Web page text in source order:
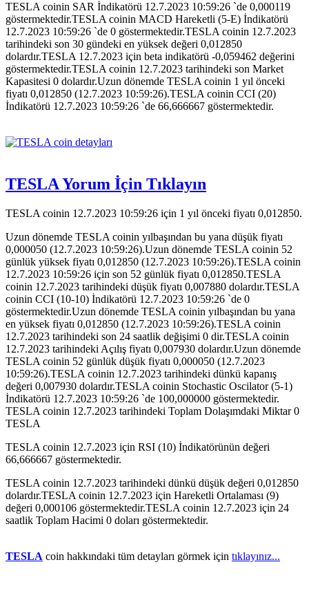
TESLA coinin SAR İndikatörü 12.7.2023 10:59:26 `de 0,000119
göstermektedir.TESLA coinin MACD Hareketli (5-E) İndikatörü
12.7.2023 10:59:26 `de 0 göstermektedir.TESLA coinin 12.7.2023
tarihindeki son 30 gündeki en yüksek değeri 0,012850
dolardır.TESLA 12.7.2023 için beta indikatörü -0,059462 değerini
göstermektedir.TESLA coinin 12.7.2023 tarihindeki son Market
Kapasitesi 0 dolardır.Uzun dönemde TESLA coinin 1 yıl önceki
fiyatı 0,012850 (12.7.2023 10:59:26).TESLA coinin CCI (20)
İndikatörü 12.7.2023 10:59:26 `de 66,666667 göstermektedir.
TESLA Yorum İçin Tıklayın
TESLA coinin 12.7.2023 10:59:26 için 1 yıl önceki fiyatı 0,012850.
Uzun dönemde TESLA coinin yılbaşından bu yana düşük fiyatı
0,000050 (12.7.2023 10:59:26).Uzun dönemde TESLA coinin 52
günlük yüksek fiyatı 0,012850 (12.7.2023 10:59:26).TESLA coinin
12.7.2023 10:59:26 için son 52 günlük fiyatı 0,012850.TESLA
coinin 12.7.2023 tarihindeki düşük fiyatı 0,007880 dolardır.TESLA
coinin CCI (10-10) İndikatörü 12.7.2023 10:59:26 `de 0
göstermektedir.Uzun dönemde TESLA coinin yılbaşından bu yana
en yüksek fiyatı 0,012850 (12.7.2023 10:59:26).TESLA coinin
12.7.2023 tarihindeki son 24 saatlik değişimi 0 dir.TESLA coinin
12.7.2023 tarihindeki Açılış fiyatı 0,007930 dolardır.Uzun dönemde
TESLA coinin 52 günlük düşük fiyatı 0,000050 (12.7.2023
10:59:26).TESLA coinin 12.7.2023 tarihindeki dünkü kapanış
değeri 0,007930 dolardır.TESLA coinin Stochastic Oscilator (5-1)
İndikatörü 12.7.2023 10:59:26 `de 100,000000 göstermektedir.
TESLA coinin 12.7.2023 tarihindeki Toplam Dolaşımdaki Miktar 0
TESLA
TESLA coinin 12.7.2023 için RSI (10) İndikatörünün değeri
66,666667 göstermektedir.
TESLA coinin 12.7.2023 tarihindeki dünkü düşük değeri 0,012850
dolardır.TESLA coinin 12.7.2023 için Hareketli Ortalaması (9)
değeri 0,000106 göstermektedir.TESLA coinin 12.7.2023 için 24
saatlik Toplam Hacimi 0 doları göstermektedir.
TESLA coin hakkındaki tüm detayları görmek için tıklayınız...